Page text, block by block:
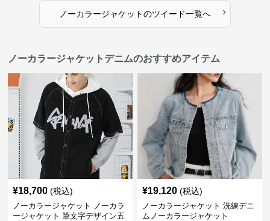
ノーカラージャケットのツイード一覧へ ›
ノーカラージャケットデニムのおすすめアイテム
¥18,700 (税込)
ノーカラージャケット ノーカラ
ージャケット 筆文字デザイン五
¥19,120 (税込)
ノーカラージャケット 洗練デニ
ムノーカラージャケット